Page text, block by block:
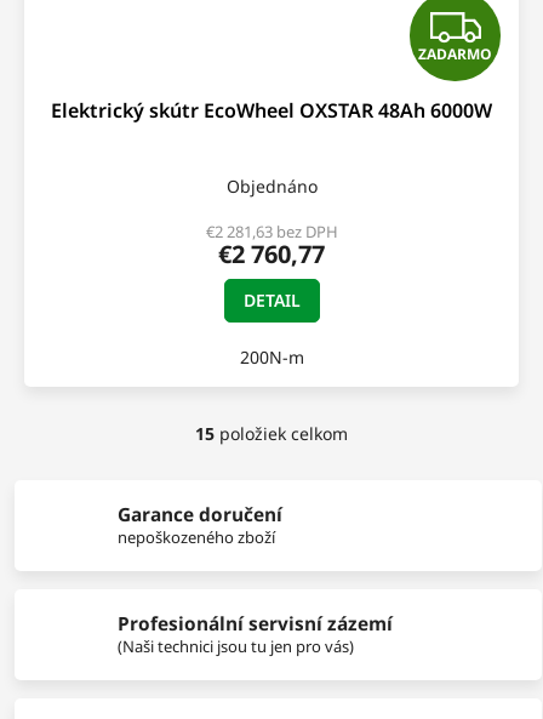
Z
A
D
ZADARMO
Elektrický skútr EcoWheel OXSTAR 48Ah 6000W
Objednáno
€2 281,63 bez DPH
€2 760,77
DETAIL
200N-m
O
á
d
c
e
p
15 položiek celkom
Garance doručení
nepoškozeného zboží
Profesionální servisní zázemí
(Naši technici jsou tu jen pro vás)